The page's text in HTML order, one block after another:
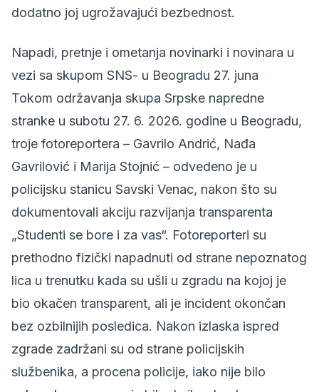
dodatno joj ugrožavajući bezbednost.
Napadi, pretnje i ometanja novinarki i novinara u
vezi sa skupom SNS- u Beogradu 27. juna
Tokom održavanja skupa Srpske napredne
stranke u subotu 27. 6. 2026. godine u Beogradu,
troje fotoreportera – Gavrilo Andrić, Nađa
Gavrilović i Marija Stojnić – odvedeno je u
policijsku stanicu Savski Venac, nakon što su
dokumentovali akciju razvijanja transparenta
„Studenti se bore i za vas“. Fotoreporteri su
prethodno fizički napadnuti od strane nepoznatog
lica u trenutku kada su ušli u zgradu na kojoj je
bio okačen transparent, ali je incident okončan
bez ozbilnijih posledica. Nakon izlaska ispred
zgrade zadržani su od strane policijskih
službenika, a procena policije, iako nije bilo